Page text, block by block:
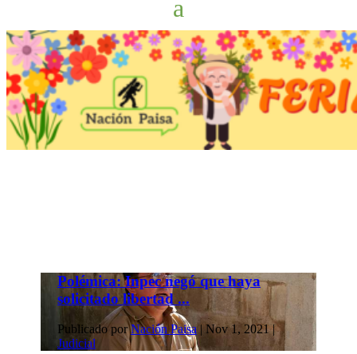
Polémica: Inpec negó que haya
solicitado libertad ...
Publicado porNación Paisa|Nov 1, 2021|
Judicial